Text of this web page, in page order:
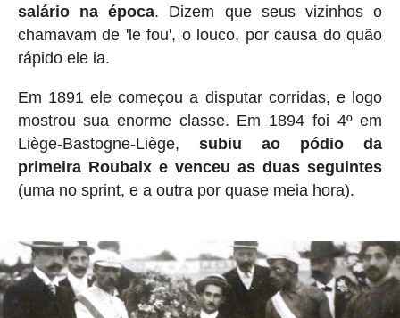
salário na época. Dizem que seus vizinhos o
chamavam de 'le fou', o louco, por causa do quão
rápido ele ia.
Em 1891 ele começou a disputar corridas, e logo
mostrou sua enorme classe. Em 1894 foi 4º em
Liège-Bastogne-Liège, subiu ao pódio da
primeira Roubaix e venceu as duas seguintes
(uma no sprint, e a outra por quase meia hora).